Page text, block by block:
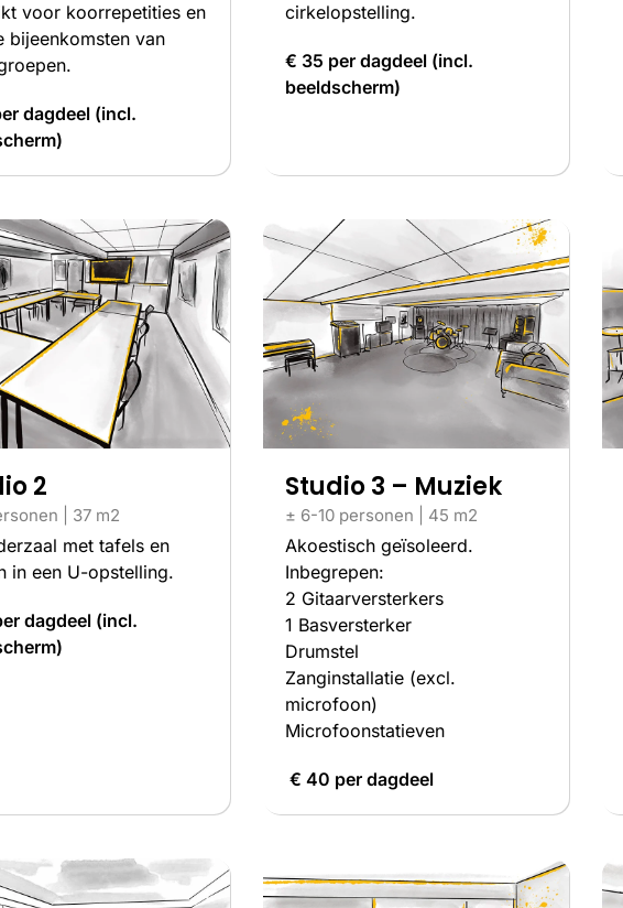
voor koorrepetities en
bijeenkomsten van
dagdeel (incl.
cirkelopstelling.
€ 35 per dagdeel (incl.
beeldscherm)
2
| 37 m2
met tafels en
in een U-opstelling.
dagdeel (incl.
Studio 3 – Muziek
± 6-10 personen | 45 m2
Akoestisch geïsoleerd.
Inbegrepen:
2 Gitaarversterkers
1 Basversterker
Drumstel
Zanginstallatie (excl.
microfoon)
Microfoonstatieven
€ 40 per dagdeel